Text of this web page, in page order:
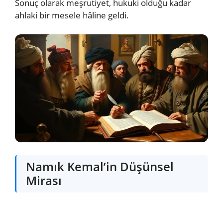
Sonuç olarak meşrutiyet, hukuki olduğu kadar
ahlaki bir mesele hâline geldi.
Namık Kemal’in Düşünsel
Mirası